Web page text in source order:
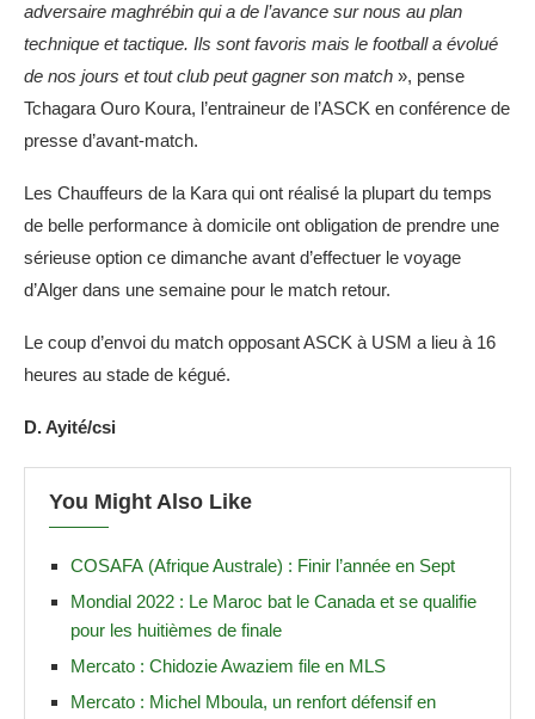
adversaire maghrébin qui a de l’avance sur nous au plan
technique et tactique. Ils sont favoris mais le football a évolué
de nos jours et tout club peut gagner son match », pense
Tchagara Ouro Koura, l’entraineur de l’ASCK en conférence de
presse d’avant-match.
Les Chauffeurs de la Kara qui ont réalisé la plupart du temps
de belle performance à domicile ont obligation de prendre une
sérieuse option ce dimanche avant d’effectuer le voyage
d’Alger dans une semaine pour le match retour.
Le coup d’envoi du match opposant ASCK à USM a lieu à 16
heures au stade de kégué.
D. Ayité/csi
You Might Also Like
COSAFA (Afrique Australe) : Finir l’année en Sept
Mondial 2022 : Le Maroc bat le Canada et se qualifie
pour les huitièmes de finale
Mercato : Chidozie Awaziem file en MLS
Mercato : Michel Mboula, un renfort défensif en